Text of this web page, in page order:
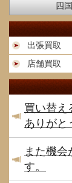
四
出張買取
店舗買取
買い替え
ありがと
また機会
す。